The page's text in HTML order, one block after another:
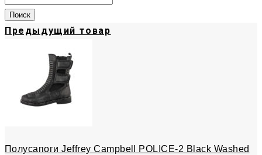
Предыдущий товар
Полусапоги Jeffrey Campbell POLICE-2 Black Washed